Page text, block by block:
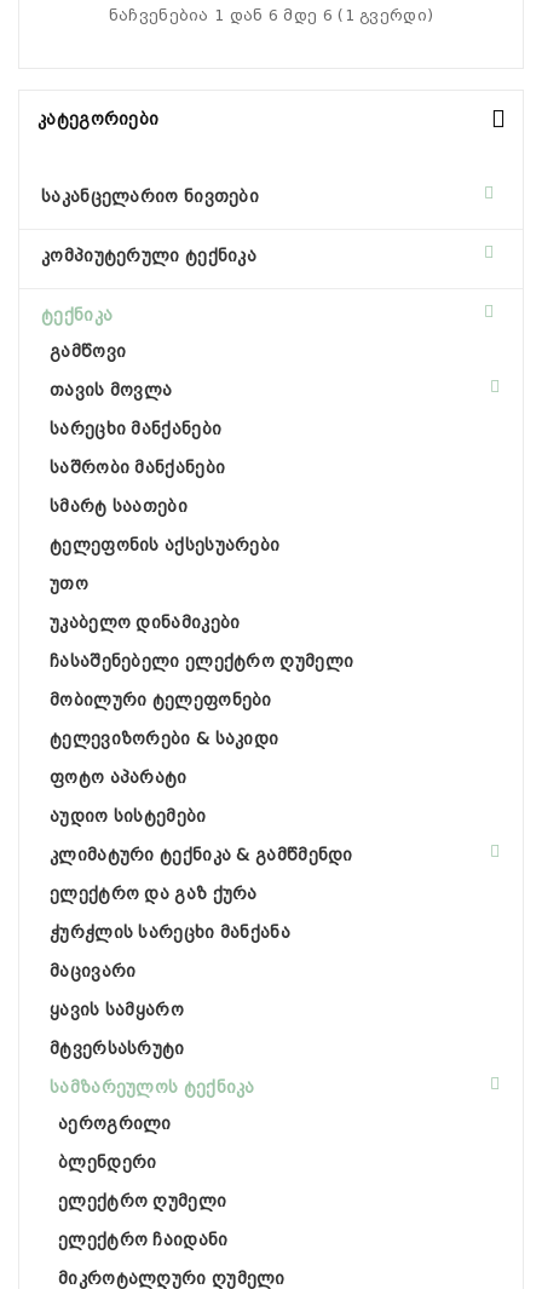
ნაჩვენებია 1 დან 6 მდე 6 (1 გვერდი)
Კატეგორიები
საკანცელარიო ნივთები
კომპიუტერული ტექნიკა
ტექნიკა
გამწოვი
თავის მოვლა
სარეცხი მანქანები
საშრობი მანქანები
სმარტ საათები
ტელეფონის აქსესუარები
უთო
უკაბელო დინამიკები
ჩასაშენებელი ელექტრო ღუმელი
მობილური ტელეფონები
ტელევიზორები & საკიდი
ფოტო აპარატი
აუდიო სისტემები
კლიმატური ტექნიკა & გამწმენდი
ელექტრო და გაზ ქურა
ჭურჭლის სარეცხი მანქანა
მაცივარი
ყავის სამყარო
მტვერსასრუტი
სამზარეულოს ტექნიკა
აეროგრილი
ბლენდერი
ელექტრო ღუმელი
ელექტრო ჩაიდანი
მიკროტალღური ღუმელი